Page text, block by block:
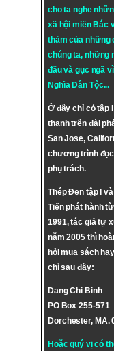
cho ta nghe
xã hội miền Bắc
thảm của những
chúng ta, những
đấu và gục ngã
Nghĩa Dân Tộc...
Ở đây chỉ có tập
thanh trên đài
San Jose,
chương trình
phụ trách.
Thép Đen tập I
Tiến phát hành
1991, tác giả tự
năm 2005 thì
hỏi mua sách
chỉ sau đây:
Dang Chi Binh
PO Box 255-571
Dorchester, MA.
Hoặc quý vị có